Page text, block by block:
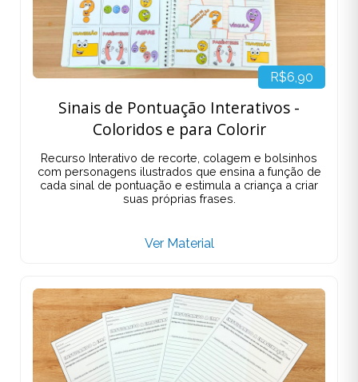
R$6,90
Sinais de Pontuação Interativos -
Coloridos e para Colorir
Recurso Interativo de recorte, colagem e bolsinhos
com personagens ilustrados que ensina a função de
cada sinal de pontuação e estimula a criança a criar
suas próprias frases.
Ver Material